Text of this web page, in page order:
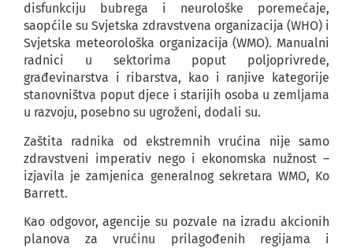
disfunkciju bubrega i neurološke poremećaje,
saopćile su Svjetska zdravstvena organizacija (WHO) i
Svjetska meteorološka organizacija (WMO). Manualni
radnici u sektorima poput poljoprivrede,
građevinarstva i ribarstva, kao i ranjive kategorije
stanovništva poput djece i starijih osoba u zemljama
u razvoju, posebno su ugroženi, dodali su.
Zaštita radnika od ekstremnih vrućina nije samo
zdravstveni imperativ nego i ekonomska nužnost –
izjavila je zamjenica generalnog sekretara WMO, Ko
Barrett.
Kao odgovor, agencije su pozvale na izradu akcionih
planova za vrućinu prilagođenih regijama i